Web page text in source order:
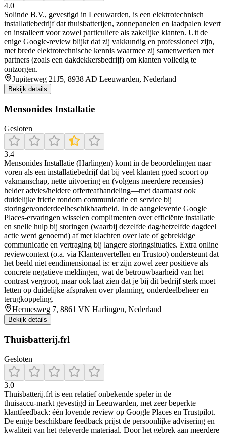
4.0
Solinde B.V., gevestigd in Leeuwarden, is een elektrotechnisch
installatiebedrijf dat thuisbatterijen, zonnepanelen en laadpalen levert
en installeert voor zowel particuliere als zakelijke klanten. Uit de
enige Google‑review blijkt dat zij vakkundig en professioneel zijn,
met brede elektrotechnische kennis waarmee zij samenwerken met
partners (zoals een dakdekkersbedrijf) om klanten volledig te
ontzorgen.
Jupiterweg 21J5, 8938 AD Leeuwarden, Nederland
Bekijk details
Mensonides Installatie
Gesloten
3.4
Mensonides Installatie (Harlingen) komt in de beoordelingen naar
voren als een installatiebedrijf dat bij veel klanten goed scoort op
vakmanschap, nette uitvoering en (volgens meerdere recensies)
helder advies/heldere offerteafhandeling—met daarnaast ook
duidelijke frictie rondom communicatie en service bij
storingen/onderdeelbeschikbaarheid. In de aangeleverde Google
Places-ervaringen wisselen complimenten over efficiënte installatie
en snelle hulp bij storingen (waarbij dezelfde dag/hetzelfde dagdeel
actie werd genoemd) af met klachten over late of gebrekkige
communicatie en vertraging bij langere storingsituaties. Extra online
reviewcontext (o.a. via Klantenvertellen en Trustoo) ondersteunt dat
het beeld niet eendimensionaal is: er zijn zowel zeer positieve als
concrete negatieve meldingen, wat de betrouwbaarheid van het
contrast vergroot, maar ook laat zien dat je bij dit bedrijf sterk moet
letten op duidelijke afspraken over planning, onderdeelbeheer en
terugkoppeling.
Hermesweg 7, 8861 VN Harlingen, Nederland
Bekijk details
Thuisbatterij.frl
Gesloten
3.0
Thuisbatterij.frl is een relatief onbekende speler in de
thuisaccu‑markt gevestigd in Leeuwarden, met zeer beperkte
klantfeedback: één lovende review op Google Places en Trustpilot.
De enige beschikbare feedback prijst de persoonlijke advisering en
kwaliteit van het geleverde materiaal. Door het gebrek aan meerdere